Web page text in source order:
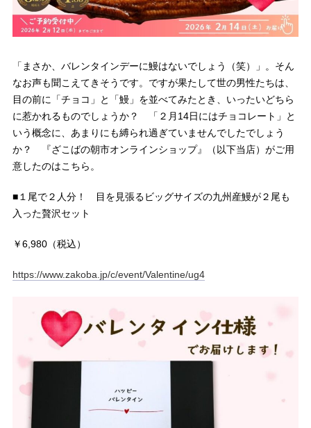
「まさか、バレンタインデーに鰻はないでしょう（笑）」。そん
なお声も聞こえてきそうです。ですが果たして世の男性たちは、
目の前に「チョコ」と「鰻」を並べてみたとき、いったいどちら
に惹かれるものでしょうか？ 「２月14日にはチョコレート」と
いう概念に、あまりにも縛られ過ぎていませんでしたでしょう
か？ 『ざこばの朝市オンラインショップ』（以下当店）がご用
意したのはこちら。
■１尾で２人分！ 目を見張るビッグサイズの九州産鰻が２尾も
入った贅沢セット
￥6,980（税込）
https://www.zakoba.jp/c/event/Valentine/ug4